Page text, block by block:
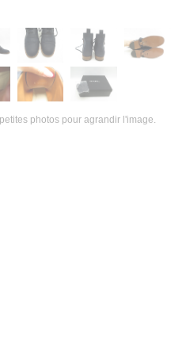
photos pour agrandir l'image.